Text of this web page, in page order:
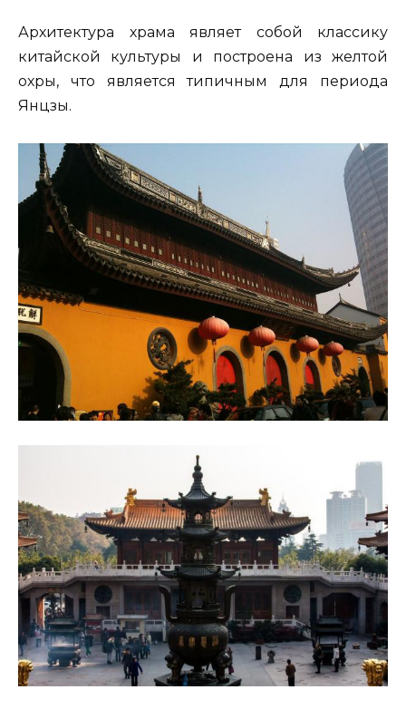
Архитектура храма являет собой классику
китайской культуры и построена из желтой
охры, что является типичным для периода
Янцзы.